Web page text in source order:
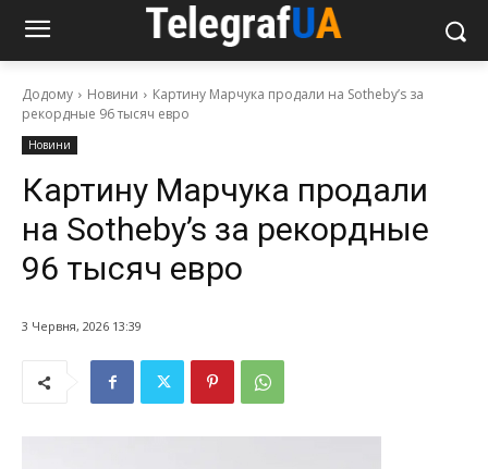
Додому Новини
Картину Марчука продали на Sotheby’s за
рекордные 96 тысяч евро
Новини
Картину Марчука продали
на Sotheby’s за рекордные
96 тысяч евро
3 Червня, 2026 13:39